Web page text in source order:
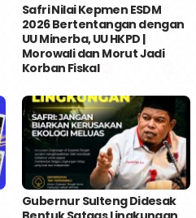
Safri Nilai Kepmen ESDM
2026 Bertentangan dengan
UU Minerba, UU HKPD |
Morowali dan Morut Jadi
Korban Fiskal
Gubernur Sulteng Didesak